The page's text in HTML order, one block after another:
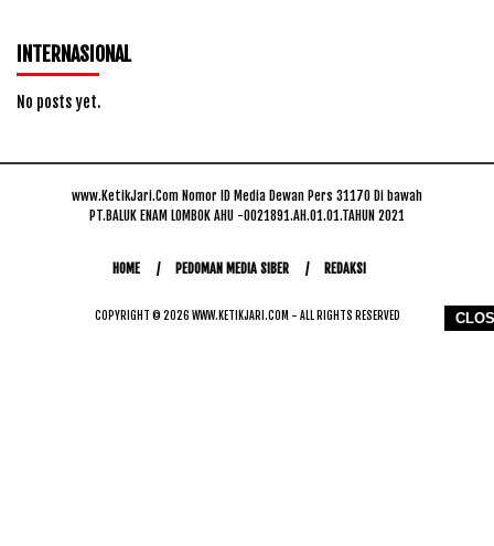
INTERNASIONAL
No posts yet.
www.KetikJari.Com Nomor ID Media Dewan Pers 31170 Di bawah
PT.BALUK ENAM LOMBOK AHU -0021891.AH.01.01.TAHUN 2021
HOME PEDOMAN MEDIA SIBER REDAKSI
COPYRIGHT © 2026 WWW.KETIKJARI.COM - ALL RIGHTS RESERVED